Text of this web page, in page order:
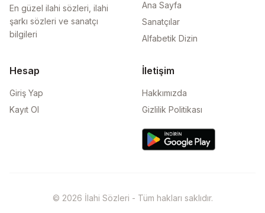
En güzel ilahi sözleri, ilahi
şarkı sözleri ve sanatçı
bilgileri
Ana Sayfa
Sanatçılar
Alfabetik Dizin
Hesap
Giriş Yap
Kayıt Ol
İletişim
Hakkımızda
Gizlilik Politikası
© 2026 İlahi Sözleri - Tüm hakları saklıdır.